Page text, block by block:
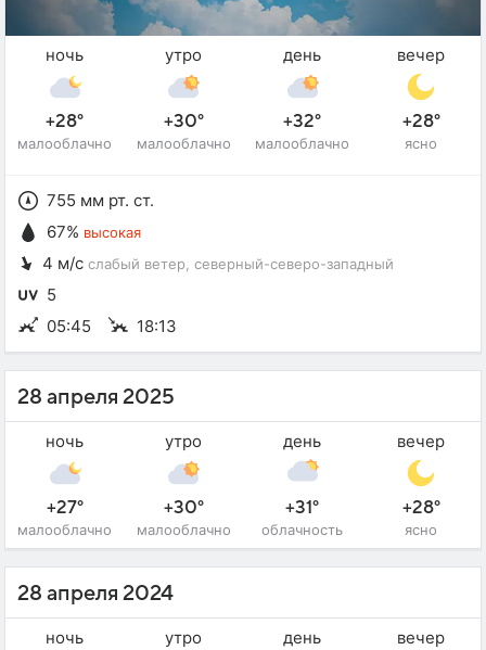
ночь
+28°
малооблачно
утро
+30°
малооблачно
день
+32°
малооблачно
вечер
+28°
ясно
755 мм рт. ст.
67% высокая
4 м/с слабый ветер , северный-северо-западный
5
05:45
18:13
28 апреля 2025
ночь
+27°
малооблачно
утро
+30°
малооблачно
день
+31°
облачность
вечер
+28°
ясно
28 апреля 2024
ночь утро день вечер